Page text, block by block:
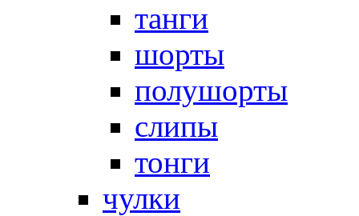
танги
шорты
полушорты
слипы
тонги
чулки